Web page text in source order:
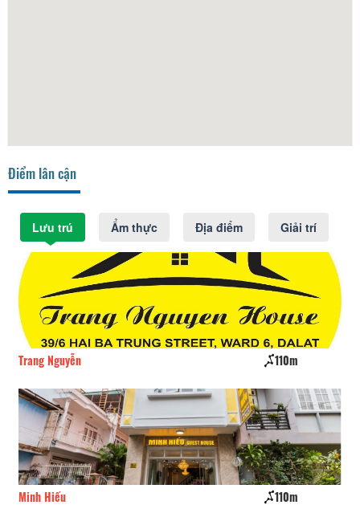
Điểm lân cận
Lưu trú Ẩm thực Địa điểm Giải trí
Trang Nguyễn 110m
Minh Hiếu 110m